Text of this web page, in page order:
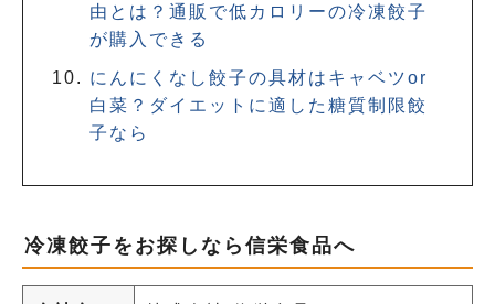
由とは？通販で低カロリーの冷凍餃子
が購入できる
にんにくなし餃子の具材はキャベツor
白菜？ダイエットに適した糖質制限餃
子なら
冷凍餃子をお探しなら信栄食品へ